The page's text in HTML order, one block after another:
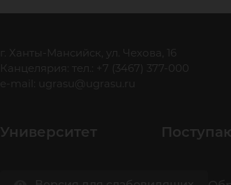
г. Ханты-Мансийск, ул. Чехова, 16
Канцелярия: тел.: +7 (3467) 377-000
e-mail:
ugrasu@ugrasu.ru
Университет